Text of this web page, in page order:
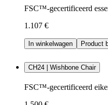
FSC™-gecertificeerd
1.107 €
In winkelwagen Product
CH24 | Wishbone Chair
FSC™-gecertificeerd